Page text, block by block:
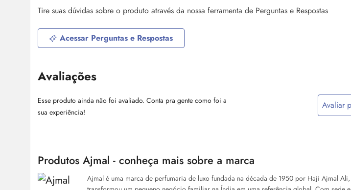
Tire suas dúvidas sobre o produto através da nossa ferramenta de Perguntas e Respostas
Acessar Perguntas e Respostas
Avaliações
Esse produto ainda não foi avaliado. Conta pra gente como foi a
sua experiência!
Avaliar
Produtos Ajmal - conheça mais sobre a marca
Ajmal é uma marca de perfumaria de luxo fundada na década de 1950 por Haji Ajmal